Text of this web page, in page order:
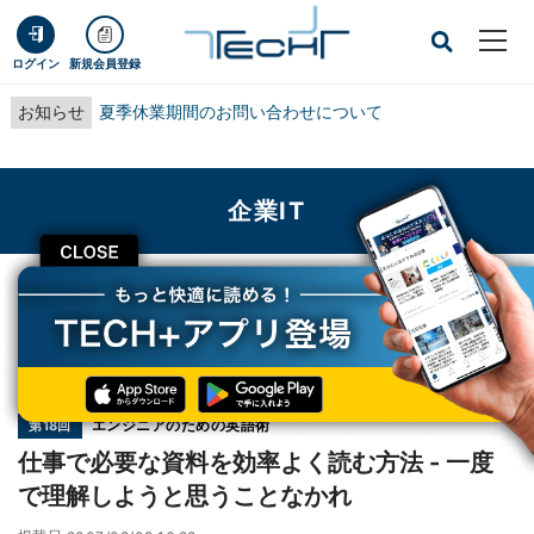
ログイン 新規会員登録
お知らせ 夏季休業期間のお問い合わせについて
CLOSE
企業IT
TECH+
企業IT
仕事で必要な資料を効率よく読む方法 - 一度で理解しようと思うことなかれ
第18回 エンジニアのための英語術
仕事で必要な資料を効率よく読む方法 - 一度
で理解しようと思うことなかれ